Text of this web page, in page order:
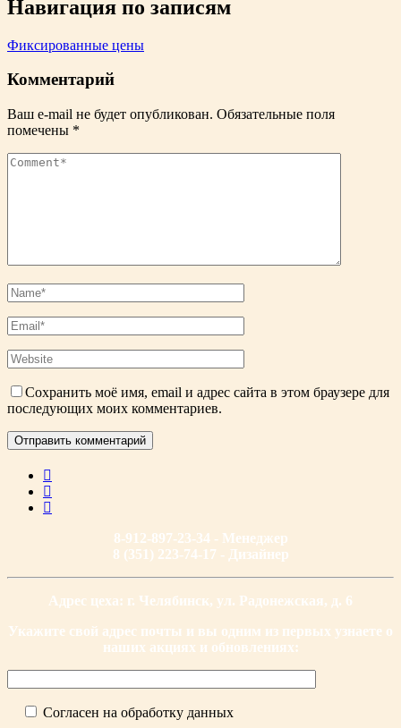
Навигация по записям
Фиксированные цены
Комментарий
Ваш e-mail не будет опубликован. Обязательные поля
помечены *
Сохранить моё имя, email и адрес сайта в этом браузере для
последующих моих комментариев.
8-912-897-23-34 - Менеджер
8 (351) 223-74-17 - Дизайнер
Адрес цеха: г. Челябинск, ул. Радонежская, д. 6
Укажите свой адрес почты и вы одним из первых узнаете о
наших акциях и обновлениях:
Согласен на обработку данных